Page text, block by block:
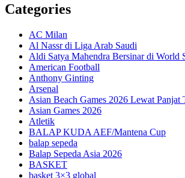
Categories
AC Milan
Al Nassr di Liga Arab Saudi
Aldi Satya Mahendra Bersinar di World
American Football
Anthony Ginting
Arsenal
Asian Beach Games 2026 Lewat Panjat
Asian Games 2026
Atletik
BALAP KUDA AEF/Mantena Cup
balap sepeda
Balap Sepeda Asia 2026
BASKET
basket 3×3 global